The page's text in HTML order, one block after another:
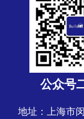
公众号
地址：上海市